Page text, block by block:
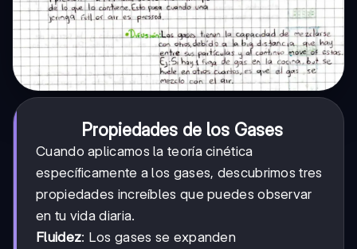
Propiedades de los Gases
Cuando aplicamos la teoría cinética
específicamente a los gases, descubrimos tres
propiedades increíbles que puedes observar
en tu vida diaria.
Fluidez: Los gases se expanden